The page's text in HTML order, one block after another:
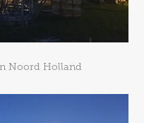
Noord Holland